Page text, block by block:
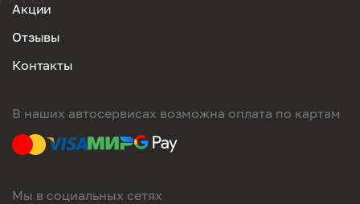
Акции
Отзывы
Контакты
В наших автосервисах возможна оплата по картам
Мы в социальных сетях